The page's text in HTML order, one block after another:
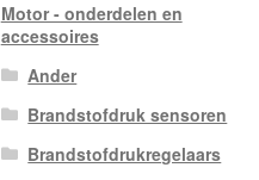
Motor - onderdelen en
accessoires
Ander
Brandstofdruk sensoren
Brandstofdrukregelaars